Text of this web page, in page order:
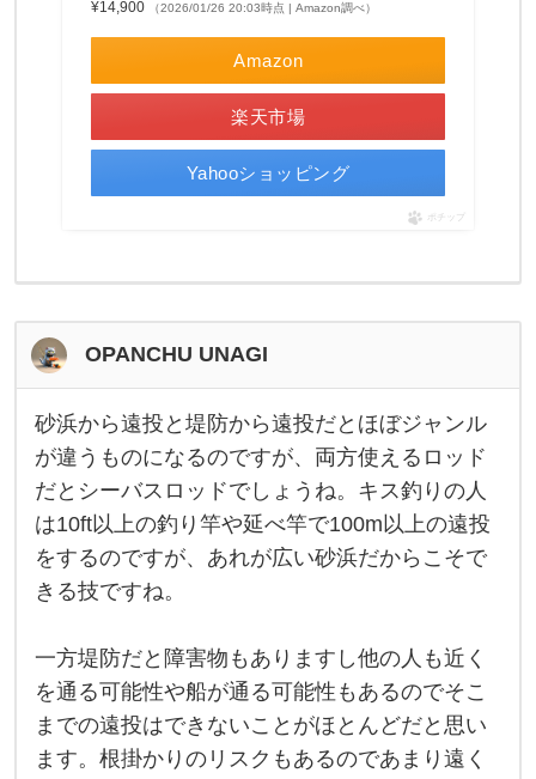
¥14,900 （2026/01/26 20:03時点 | Amazon調べ）
Amazon
楽天市場
Yahooショッピング
ポチップ
OPANCHU UNAGI
砂
浜
か
ら
遠
投
と
堤
防
か
投
だ
と
ほ
ぼ
ジ
砂浜から遠投と堤防から遠投だとほぼジャンル
が違うものになるのですが、両方使えるロッド
だとシーバスロッドでしょうね。キス釣りの人
は10ft以上の釣り竿や延べ竿で100m以上の遠投
をするのですが、あれが広い砂浜だからこそで
きる技ですね。
一方堤防だと障害物もありますし他の人も近く
を通る可能性や船が通る可能性もあるのでそこ
までの遠投はできないことがほとんどだと思い
ます。根掛かりのリスクもあるのであまり遠く